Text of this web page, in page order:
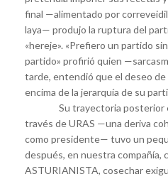
final —alimentado por
laya— produjo la ruptura del
«hereje». «Prefiero un partido
partido» profirió quien
tarde, entendió que el deseo
encima de la jerarquía de su
Su trayectoria posterior en
través de URAS —una deriva
como presidente— tuvo un
después, en nuestra compañía,
ASTURIANISTA, cosechar